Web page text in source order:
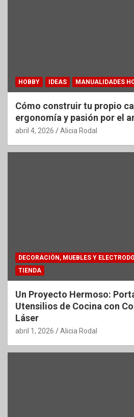
HOBBY IDEAS MANUALIDADES
Cómo construir tu propio
ergonomía y pasión por el
abril 4, 2026 Alicia Rodal
DECORACIÓN, MUEBLES Y
TIENDA
Un Proyecto Hermoso:
Utensilios de Cocina con
Láser
abril 1, 2026 Alicia Rodal